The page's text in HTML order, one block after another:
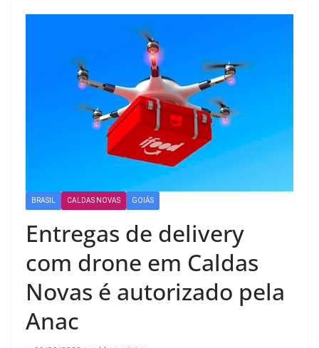
BRASIL CALDAS NOVAS GOIÁS
Entregas de delivery
com drone em Caldas
Novas é autorizado pela
Anac